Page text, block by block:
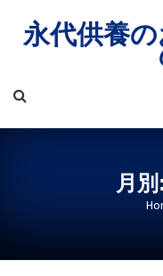
content
永代供養
月